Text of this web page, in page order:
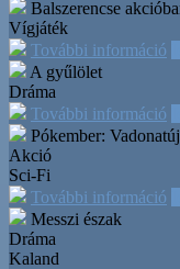
Balszerencse
Vígjáték
További információ
A gyűlölet
Dráma
További információ
Pókember:
Akció
Sci-Fi
További információ
Messzi észak
Dráma
Kaland